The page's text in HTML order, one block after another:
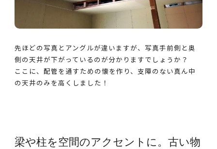
先ほどの写真とアングルが違いますが、写真手前側と奥
側の天井が下がっているのが分かりますでしょうか？
ここに、配管を通すための懐を作り、支障のない真ん中
の天井のみを高くしました！
梁や柱を空間のアクセントに。古い物